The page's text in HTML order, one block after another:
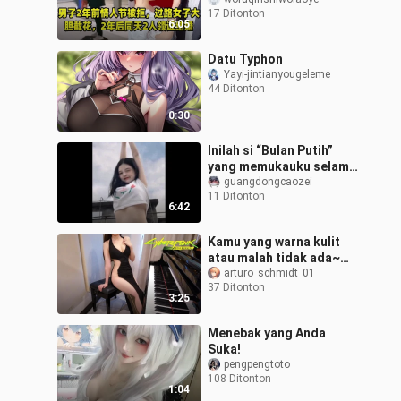
6:05
merebut bunga dari
17 Ditonton
0:30
Datu Typhon
Yayi-jintianyougeleme
44 Ditonton
6:42
Inilah si “Bulan Putih”
yang memukauku selama
tiga tahun di SMA! 2⃣
guangdongcaozei
11 Ditonton
3:25
Kamu yang warna kulit
atau malah tidak ada~
[Saudara-saudara, ayo
belajar] [Aku suka
arturo_schmidt_01
37 Ditonton
1:04
Menebak yang Anda
Suka!
pengpengtoto
108 Ditonton